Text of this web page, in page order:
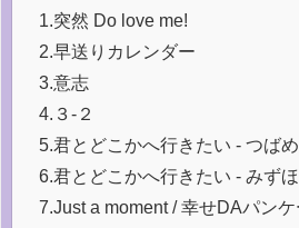
1.突然 Do love me!
2.早送りカレンダー
3.意志
4.３-２
5.君とどこかへ行きたい - つば
6.君とどこかへ行きたい - みず
7.Just a moment / 幸せDAパンケ